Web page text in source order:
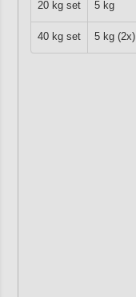
20 kg set 5 kg
40 kg set 5 kg (2x)